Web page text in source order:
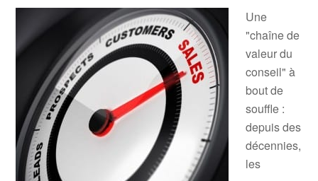
Une
"chaîne de
valeur du
conseil" à
bout de
souffle :
depuis des
décennies,
les